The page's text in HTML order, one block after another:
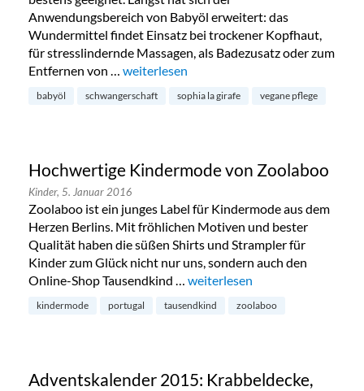
Anwendungsbereich von Babyöl erweitert: das
Wundermittel findet Einsatz bei trockener Kopfhaut,
für stresslindernde Massagen, als Badezusatz oder zum
Entfernen von … „Sophie La Girafe: Pflege für Jung und Alt“
weiterlesen
babyöl schwangerschaft sophia la girafe vegane pflege
Hochwertige Kindermode von Zoolaboo
Kinder, 5. Januar 2016
Zoolaboo ist ein junges Label für Kindermode aus dem
Herzen Berlins. Mit fröhlichen Motiven und bester
Qualität haben die süßen Shirts und Strampler für
Kinder zum Glück nicht nur uns, sondern auch den
Online-Shop Tausendkind … „Hochwertige Kindermode von
weiterlesen
kindermode portugal tausendkind zoolaboo
Adventskalender 2015: Krabbeldecke,